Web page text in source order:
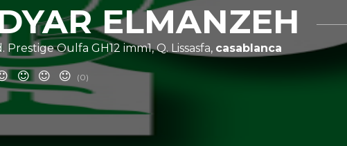
ELMANZEH
Oulfa GH12 imm1, Q. Lissasfa, casablanca
(0)